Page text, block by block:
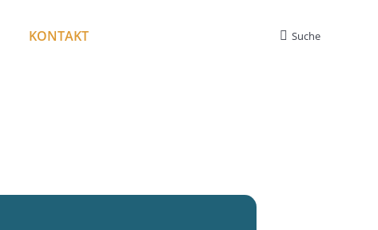
KONTAKT Search:
Suche